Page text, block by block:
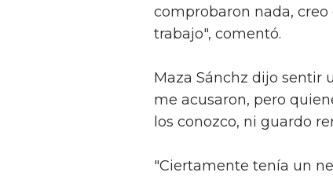
comprobaron nada,
trabajo", comentó.
Maza Sánchz dijo sentir
me acusaron, pero
los conozco, ni guardo
"Ciertamente tenía un